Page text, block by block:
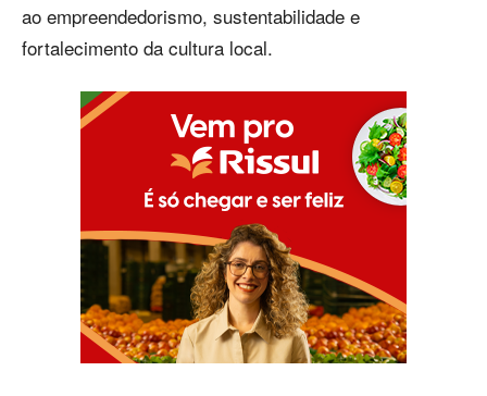
ao empreendedorismo, sustentabilidade e
fortalecimento da cultura local.